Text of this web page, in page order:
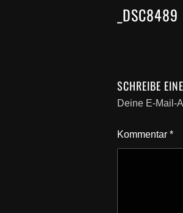
_DSC8489
SCHREIBE
Deine E-Mail-
Kommentar *